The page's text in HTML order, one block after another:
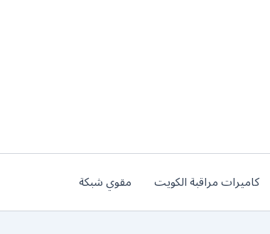
كاميرات مراقبة الكويت مقوي شبكة